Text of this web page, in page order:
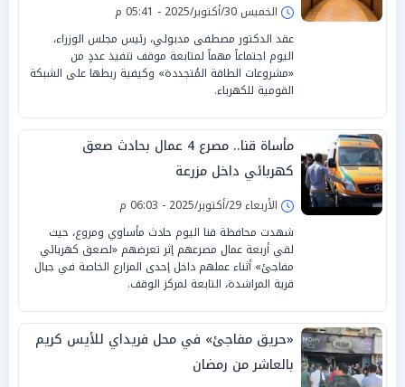
الخميس 30/أكتوبر/2025 - 05:41 م
عقد الدكتور مصطفى مدبولي، رئيس مجلس الوزراء،
اليوم اجتماعاً مهماً لمتابعة موقف تنفيذ عددٍ من
«مشروعات الطاقة المُتجددة» وكيفية ربطها على الشبكة
القومية للكهرباء.
مأساة قنا.. مصرع 4 عمال بحادث صعق
كهربائي داخل مزرعة
الأربعاء 29/أكتوبر/2025 - 06:03 م
شهدت محافظة قنا اليوم حادث مأساوي ومروع، حيث
لقي أربعة عمال مصرعهم إثر تعرضهم «لصعق كهربائي
مفاجئ» أثناء عملهم داخل إحدى المزارع الخاصة في جبال
قرية المراشدة، التابعة لمركز الوقف.
«حريق مفاجئ» في محل فريداي للأيس كريم
بالعاشر من رمضان